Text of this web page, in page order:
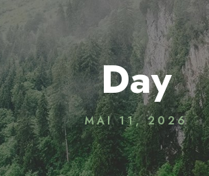
Day
MAI 11, 2026